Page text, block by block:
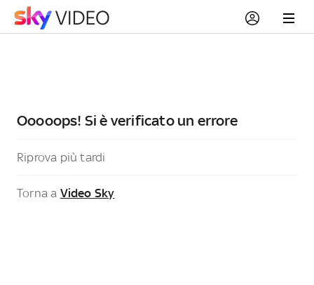
Ooooops! Si è verificato un errore
Riprova più tardi
Torna a Video Sky